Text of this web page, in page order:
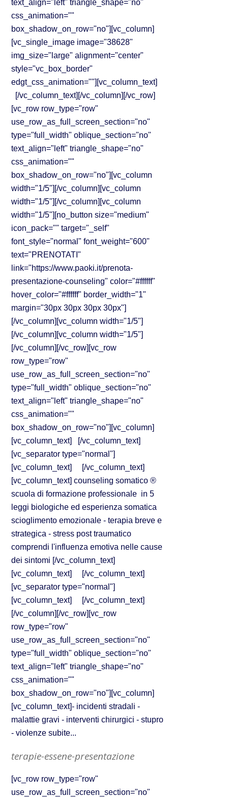
text_align="left" triangle_shape="no"
css_animation=""
box_shadow_on_row="no"][vc_column]
[vc_single_image image="38628"
img_size="large" alignment="center"
style="vc_box_border"
edgt_css_animation=""][vc_column_text]
[/vc_column_text][/vc_column][/vc_row]
[vc_row row_type="row"
use_row_as_full_screen_section="no"
type="full_width" oblique_section="no"
text_align="left" triangle_shape="no"
css_animation=""
box_shadow_on_row="no"][vc_column
width="1/5"][/vc_column][vc_column
width="1/5"][/vc_column][vc_column
width="1/5"][no_button size="medium"
icon_pack="" target="_self"
font_style="normal" font_weight="600"
text="PRENOTATI"
link="https://www.paoki.it/prenota-
presentazione-counseling" color="#ffffff"
hover_color="#ffffff" border_width="1"
margin="30px 30px 30px 30px"]
[/vc_column][vc_column width="1/5"]
[/vc_column][vc_column width="1/5"]
[/vc_column][/vc_row][vc_row
row_type="row"
use_row_as_full_screen_section="no"
type="full_width" oblique_section="no"
text_align="left" triangle_shape="no"
css_animation=""
box_shadow_on_row="no"][vc_column]
[vc_column_text] [/vc_column_text]
[vc_separator type="normal"]
[vc_column_text] [/vc_column_text]
[vc_column_text] counseling somatico ®
scuola di formazione professionale in 5
leggi biologiche ed esperienza somatica
scioglimento emozionale - terapia breve e
strategica - stress post traumatico
comprendi l'influenza emotiva nelle cause
dei sintomi [/vc_column_text]
[vc_column_text] [/vc_column_text]
[vc_separator type="normal"]
[vc_column_text] [/vc_column_text]
[/vc_column][/vc_row][vc_row
row_type="row"
use_row_as_full_screen_section="no"
type="full_width" oblique_section="no"
text_align="left" triangle_shape="no"
css_animation=""
box_shadow_on_row="no"][vc_column]
[vc_column_text]- incidenti stradali -
malattie gravi - interventi chirurgici - stupro
- violenze subite...
terapie-essene-presentazione
[vc_row row_type="row"
use_row_as_full_screen_section="no"